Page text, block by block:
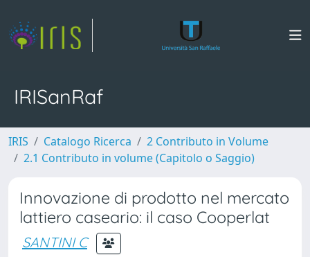
IRISanRaf
IRIS Catalogo Ricerca
2 Contributo in Volume
2.1 Contributo in volume (Capitolo o Saggio)
Innovazione di prodotto nel mercato
lattiero caseario: il caso Cooperlat
SANTINI C